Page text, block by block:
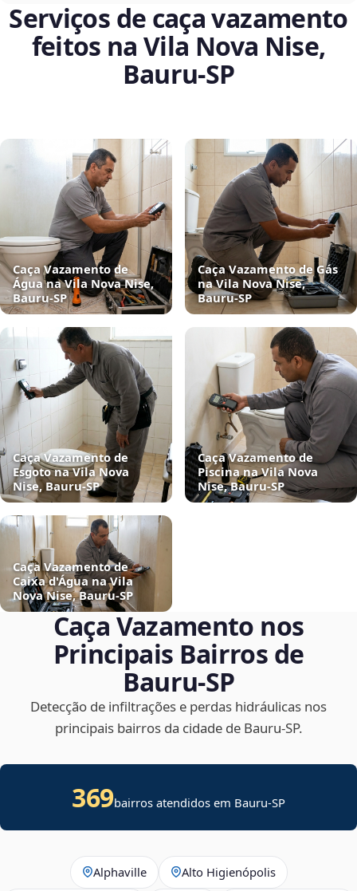
Serviços de caça vazamento
feitos na Vila Nova Nise,
Bauru‑SP
Caça Vazamento de
Água na Vila Nova Nise,
Bauru‑SP
Caça Vazamento de Gás
na Vila Nova Nise,
Bauru‑SP
Caça Vazamento de
Esgoto na Vila Nova
Nise, Bauru‑SP
Caça Vazamento de
Piscina na Vila Nova
Nise, Bauru‑SP
Caça Vazamento de
Caixa d'Água na Vila
Nova Nise, Bauru‑SP
Caça Vazamento nos
Principais Bairros de
Bauru‑SP
Detecção de infiltrações e perdas hidráulicas nos
principais bairros da cidade de Bauru‑SP.
369bairros atendidos em Bauru-SP
Alphaville Alto Higienópolis